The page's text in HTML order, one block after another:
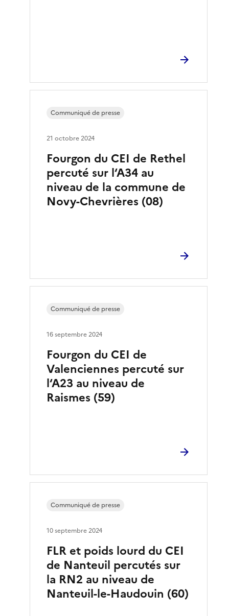
Fourgon du CEI de Rethel
percuté sur l‘A34 au
niveau de la commune de
Novy-Chevrières (08)
Communiqué de presse
21 octobre 2024
Fourgon du CEI de
Valenciennes percuté sur
l‘A23 au niveau de
Raismes (59)
Communiqué de presse
16 septembre 2024
FLR et poids lourd du CEI
de Nanteuil percutés sur
la RN2 au niveau de
Nanteuil-le-Haudouin (60)
Communiqué de presse
10 septembre 2024